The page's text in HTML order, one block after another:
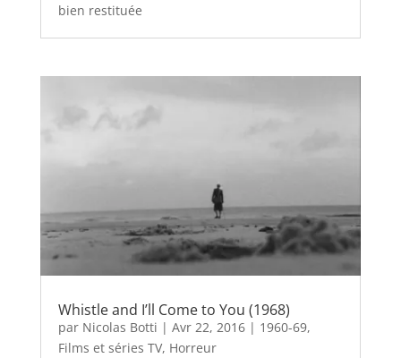
bien restituée
Whistle and I’ll Come to You (1968)
par Nicolas Botti | Avr 22, 2016| 1960-69,
Films et séries TV, Horreur